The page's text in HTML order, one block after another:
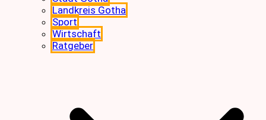
Landkreis Gotha
Sport
Wirtschaft
Ratgeber